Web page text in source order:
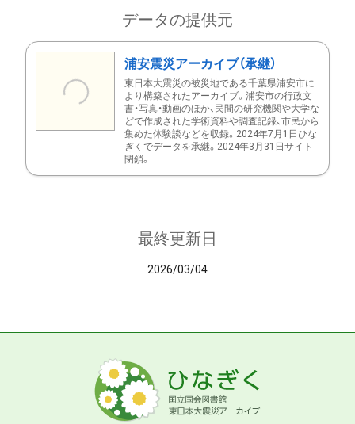
データの提供元
浦安震災アーカイブ（承継）
東日本大震災の被災地である千葉県浦安市に
より構築されたアーカイブ。浦安市の行政文
書・写真・動画のほか、民間の研究機関や大学な
どで作成された学術資料や調査記録、市民から
集めた体験談などを収録。2024年7月1日ひな
ぎくでデータを承継。2024年3月31日サイト
閉鎖。
最終更新日
2026/03/04